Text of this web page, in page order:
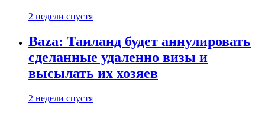
2 недели спустя
Baza: Таиланд будет аннулировать
сделанные удаленно визы и
высылать их хозяев
2 недели спустя